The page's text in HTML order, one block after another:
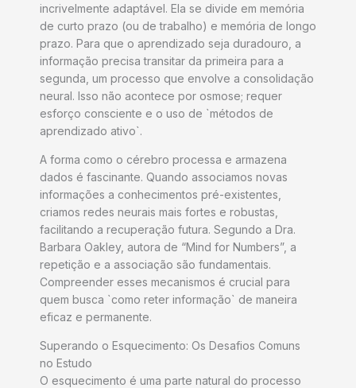
incrivelmente adaptável. Ela se divide em memória
de curto prazo (ou de trabalho) e memória de longo
prazo. Para que o aprendizado seja duradouro, a
informação precisa transitar da primeira para a
segunda, um processo que envolve a consolidação
neural. Isso não acontece por osmose; requer
esforço consciente e o uso de `métodos de
aprendizado ativo`.
A forma como o cérebro processa e armazena
dados é fascinante. Quando associamos novas
informações a conhecimentos pré-existentes,
criamos redes neurais mais fortes e robustas,
facilitando a recuperação futura. Segundo a Dra.
Barbara Oakley, autora de “Mind for Numbers”, a
repetição e a associação são fundamentais.
Compreender esses mecanismos é crucial para
quem busca `como reter informação` de maneira
eficaz e permanente.
Superando o Esquecimento: Os Desafios Comuns
no Estudo
O esquecimento é uma parte natural do processo